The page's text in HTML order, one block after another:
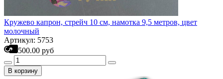
Кружево капрон, стрейч 10 см, намотка 9,5 метров, цвет
молочный
Артикул: 5753
500.00 руб
В корзину